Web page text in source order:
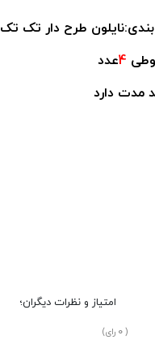
طرح دار تک تک
4عدد
مدت دارد
امتیاز و نظرات دیگران؛
(
0 رای)